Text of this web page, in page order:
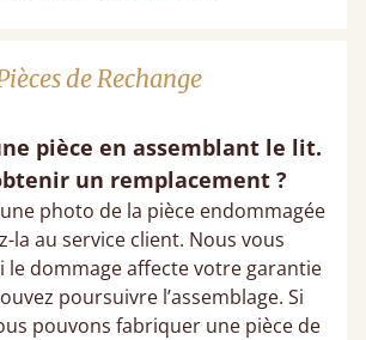
de Rechange
pièce en assemblant le lit.
un remplacement ?
photo de la pièce endommagée
la au service client. Nous vous
le dommage affecte votre garantie
poursuivre l’assemblage. Si
pouvons fabriquer une pièce de